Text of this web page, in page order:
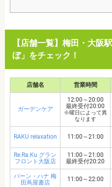
【店舗一覧】梅田・大阪
ぼ」をチェック！
店舗名 営業時間
ガーデンケア
12:00～20:00
最終受付20:00
※曜日によって異
なります
RAKU relaxation 11:00～21:00
Re.Ra.Ku グラン
フロント大阪店
11:00～21:00
最終受付20:20
バーン・ハナ 梅
田蔦屋書店
11:00～22:00